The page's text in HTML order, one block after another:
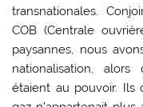
transnationales.
COB (Centrale
paysannes, nous
nationalisation,
étaient au pouvoir. Ils